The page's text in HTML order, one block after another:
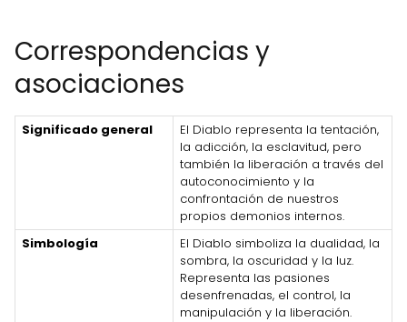
Correspondencias y
asociaciones
Significado general
El Diablo representa la tentación,
la adicción, la esclavitud, pero
también la liberación a través del
autoconocimiento y la
confrontación de nuestros
propios demonios internos.
Simbología
El Diablo simboliza la dualidad, la
sombra, la oscuridad y la luz.
Representa las pasiones
desenfrenadas, el control, la
manipulación y la liberación.